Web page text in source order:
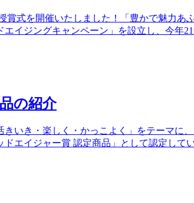
賞式を開催いたしました！「豊かで魅力あ
エイジングキャンペーン」を設立し、今年
の紹介
いき・楽しく・かっこよく」をテーマに
エイジャー賞 認定商品」として認定して